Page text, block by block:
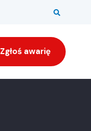
Zgłoś awarię